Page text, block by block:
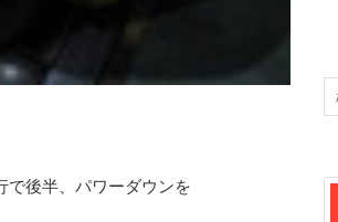
で後半、パワーダウンを